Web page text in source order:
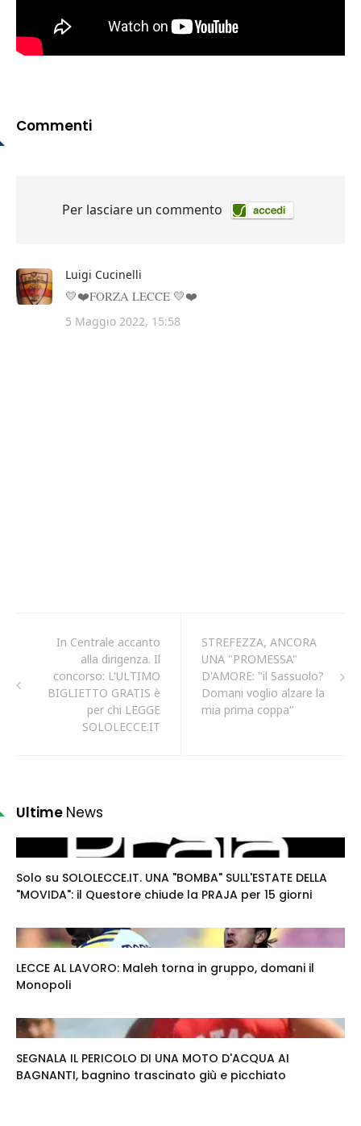
Commenti
In Centrale accanto
alla dirigenza. Il
concorso: L'ULTIMO
BIGLIETTO GRATIS è
per chi LEGGE
SOLOLECCE.IT
STREFEZZA, ANCORA
UNA "PROMESSA"
D'AMORE: "il Sassuolo?
Domani voglio alzare la
mia prima coppa"
Ultime News
Solo su SOLOLECCE.IT. UNA "BOMBA" SULL'ESTATE DELLA
"MOVIDA": il Questore chiude la PRAJA per 15 giorni
LECCE AL LAVORO: Maleh torna in gruppo, domani il
Monopoli
SEGNALA IL PERICOLO DI UNA MOTO D'ACQUA AI
BAGNANTI, bagnino trascinato giù e picchiato